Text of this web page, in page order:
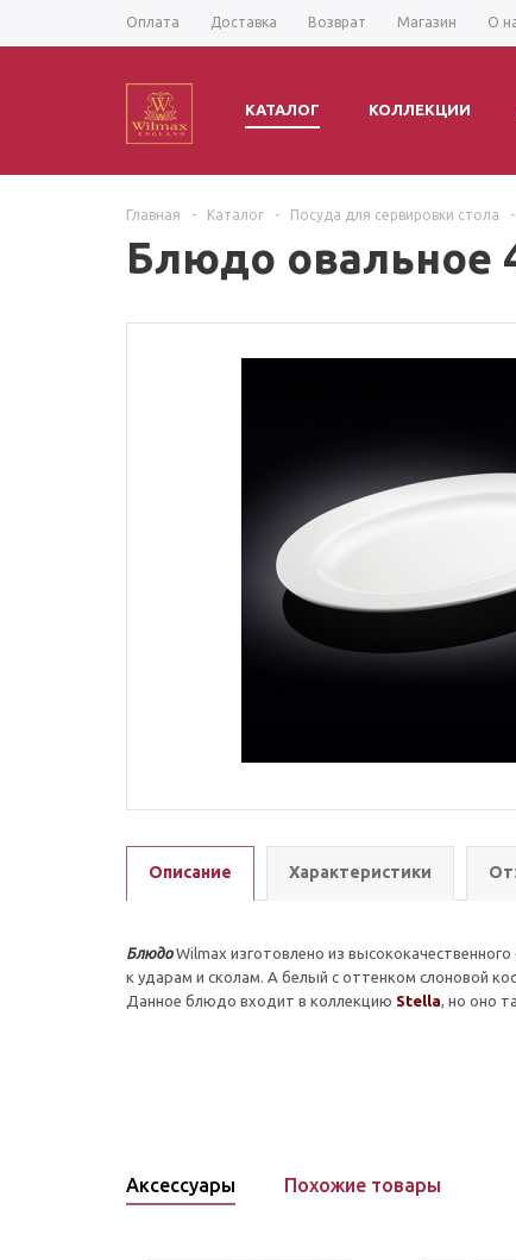
Оплата Доставка Возврат Магазин О
КАТАЛОГ КОЛЛЕКЦИИ
Главная - Каталог - Посуда для сервировки стола -
Блюдо овальное
Описание Характеристики
БлюдоWilmax изготовлено из
к ударам и сколам. А белый с оттенком слоновой
Данное блюдо входит в коллекцию Stella, но оно
Аксессуары Похожие товары